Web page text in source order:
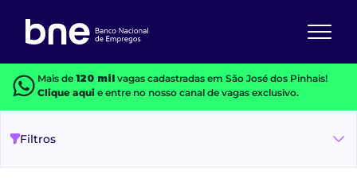
Mais de 120 milvagas cadastradas em São José dos Pinhais!
Clique aquie entre no nosso canal de vagas exclusivo.
Filtros